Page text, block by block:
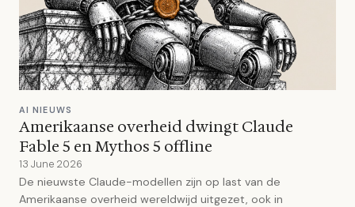
AI NIEUWS
Amerikaanse overheid dwingt Claude
Fable 5 en Mythos 5 offline
13 June 2026
De nieuwste Claude-modellen zijn op last van de
Amerikaanse overheid wereldwijd uitgezet, ook in